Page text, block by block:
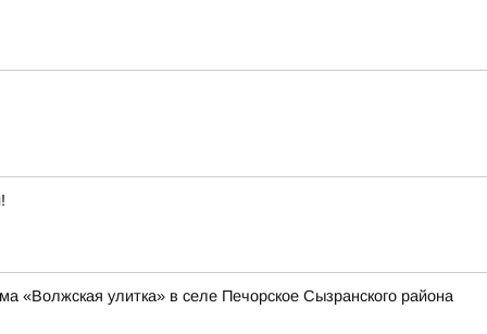
«Волжская улитка» в селе Печорское Сызранского района